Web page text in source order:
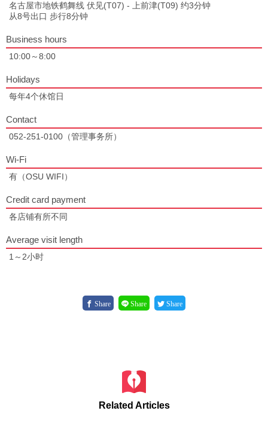
名古屋市地铁鹤舞线 伏见(T07) - 上前津(T09) 约3分钟
从8号出口 步行8分钟
Business hours
10:00～8:00
Holidays
每年4个休馆日
Contact
052-251-0100（管理事务所）
Wi-Fi
有（OSU WIFI）
Credit card payment
各店铺有所不同
Average visit length
1～2小时
Share Share Share
Related Articles